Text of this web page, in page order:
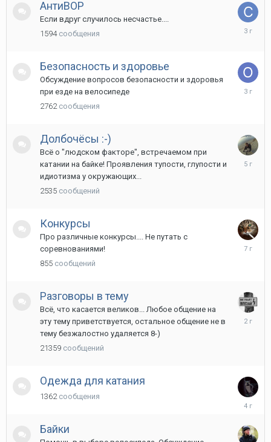
АнтиВОР
Если вдруг случилось несчастье....
1594 сообщения
13
Безопасность и здоровье
Обсуждение вопросов безопасности и здоровья
при езде на велосипеде
2762 сообщения
Долбочёсы :-)
Всё о "людском факторе", встречаемом при
катании на байке! Проявления тупости, глупости и
идиотизма у окружающих...
2535 сообщений
26
Конкурсы
Про различные конкурсы.... Не путать с
соревнованиями!
855 сообщений
28
Разговоры в тему
Всё, что касается великов... Любое общение на
эту тему приветствуется, остальное общение не в
тему безжалостно удаляется 8-)
21359 сообщений
29
Одежда для катания
1362 сообщения
2021
Байки